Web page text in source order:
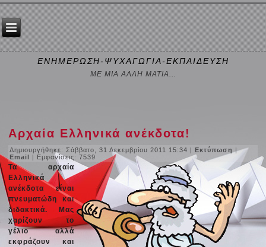
ΕΝΗΜΕΡΩΣΗ-ΨΥΧΑΓΩΓΙΑ-ΕΚΠΑΙΔΕΥΣΗ
ΜΕ ΜΙΑ ΑΛΛΗ ΜΑΤΙΑ...
Αρχαία Ελληνικά ανέκδοτα!
Δημιουργήθηκε: Σάββατο, 31 Δεκεμβρίου 2011 15:34 |Εκτύπωση |
Email | Εμφανίσεις: 7539
Τα αρχαία
Ελληνικά
ανέκδοτα είναι
πνευματώδη και
διδακτικά. Μας
χαρίζουν το
γέλιο αλλά
εκφράζουν και